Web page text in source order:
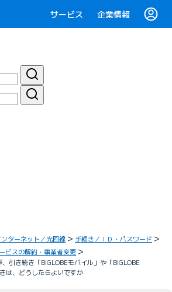
サービス 企業情報
ターネット／光回線
手続き／ＩＤ・パスワード
ビスの解約・事業者変更
引き続き「BIGLOBEモバイル」や「BIGLOBE
は、どうしたらよいですか